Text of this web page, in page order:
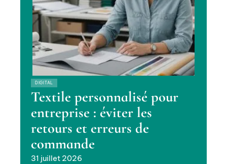
DIGITAL
Textile personnalisé pour
entreprise : éviter les
retours et erreurs de
commande
31 juillet 2026